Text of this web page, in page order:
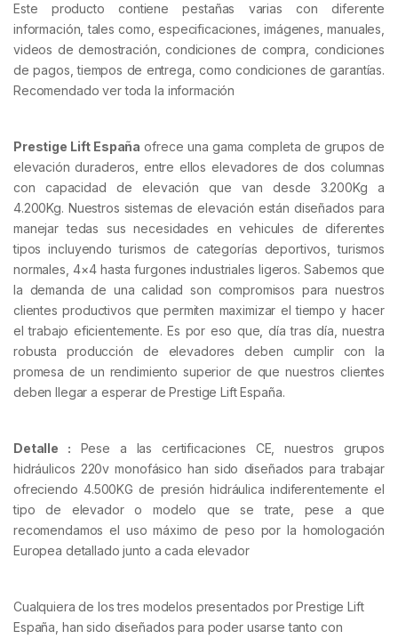
Este producto contiene pestañas varias con diferente
información, tales como, especificaciones, imágenes, manuales,
videos de demostración, condiciones de compra, condiciones
de pagos, tiempos de entrega, como condiciones de garantías.
Recomendado ver toda la información
Prestige Lift España ofrece una gama completa de grupos de
elevación duraderos, entre ellos elevadores de dos columnas
con capacidad de elevación que van desde 3.200Kg a
4.200Kg. Nuestros sistemas de elevación están diseñados para
manejar tedas sus necesidades en vehicules de diferentes
tipos incluyendo turismos de categorías deportivos, turismos
normales, 4×4 hasta furgones industriales ligeros. Sabemos que
la demanda de una calidad son compromisos para nuestros
clientes productivos que permiten maximizar el tiempo y hacer
el trabajo eficientemente. Es por eso que, día tras día, nuestra
robusta producción de elevadores deben cumplir con la
promesa de un rendimiento superior de que nuestros clientes
deben llegar a esperar de Prestige Lift España.
Detalle : Pese a las certificaciones CE, nuestros grupos
hidráulicos 220v monofásico han sido diseñados para trabajar
ofreciendo 4.500KG de presión hidráulica indiferentemente el
tipo de elevador o modelo que se trate, pese a que
recomendamos el uso máximo de peso por la homologación
Europea detallado junto a cada elevador
Cualquiera de los tres modelos presentados por Prestige Lift
España, han sido diseñados para poder usarse tanto con